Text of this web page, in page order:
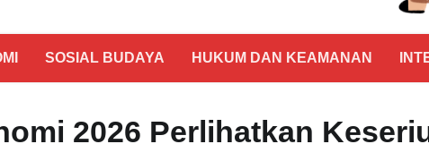
SOSIAL BUDAYA HUKUM DAN KEAMANAN
2026 Perlihatkan